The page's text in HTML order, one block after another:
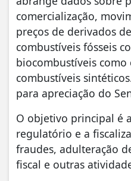
comercialização,
preços de derivados
combustíveis fósseis
biocombustíveis
combustíveis
para apreciação do
O objetivo principal é
regulatório e a
fraudes, adulteração
fiscal e outras